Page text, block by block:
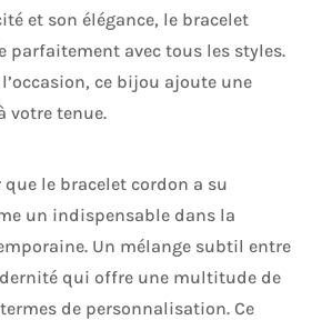
et son élégance, le bracelet
parfaitement avec tous les styles.
ce bijou ajoute une
votre tenue.
le bracelet cordon a su
un indispensable dans la
Un mélange subtil entre
qui offre une multitude de
de personnalisation. Ce